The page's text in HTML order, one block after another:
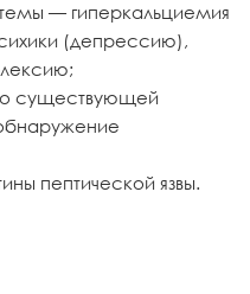
— гиперкальциемия
(депрессию),
существующей
пептической язвы.